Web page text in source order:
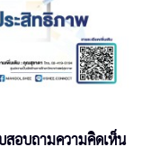
อบถามความคิดเห็น